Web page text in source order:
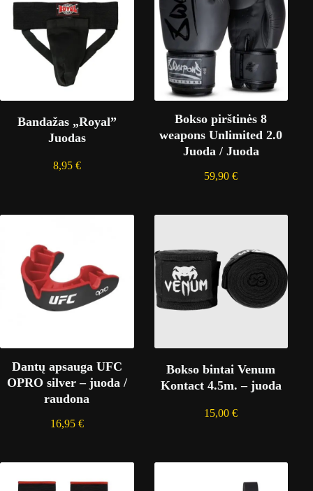
Bandažas „Royal”
Juodas
8,95 €
Bokso pirštinės 8
weapons Unlimited 2.0
Juoda / Juoda
59,90€
Dantų apsauga UFC
OPRO silver – juoda /
raudona
16,95 €
Bokso bintai Venum
Kontact 4.5m. – juoda
15,00€